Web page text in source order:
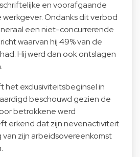
en voorafgaande
Ondanks dit verbod
een niet-concurrerende
waarvan hij 49% van de
Hij werd dan ook ontslagen
het exclusiviteitsbeginsel in
beschouwd gezien de
betrokkene werd
erkend dat zijn nevenactiviteit
zijn arbeidsovereenkomst